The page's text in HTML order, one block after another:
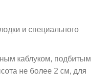
и специального
каблуком, подбитым
не более 2 см, для